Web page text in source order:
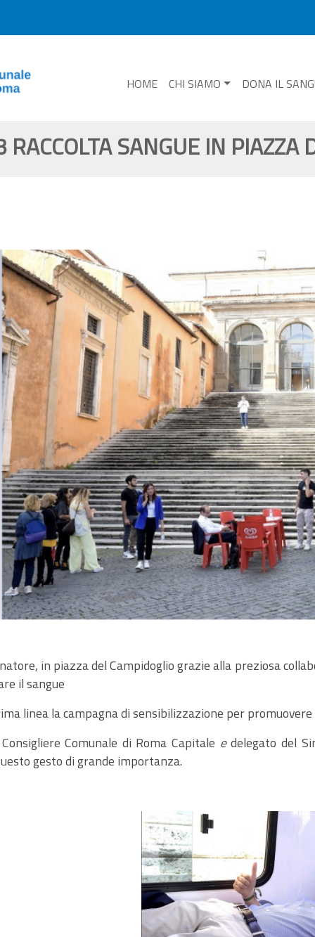
HOME CHI SIAMO DONA IL
SANGUE IN PIAZZA
in piazza del Campidoglio grazie alla preziosa
il sangue
linea la campagna di sensibilizzazione per
Comunale di Roma Capitale edelegato del
gesto di grande importanza.